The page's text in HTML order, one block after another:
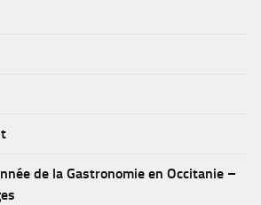
de la Gastronomie en Occitanie –